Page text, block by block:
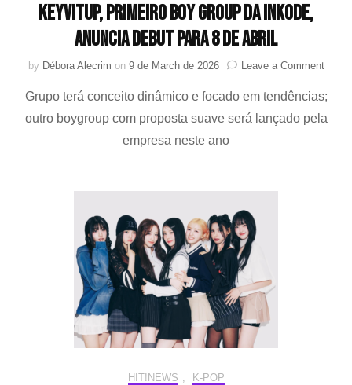
KEYVITUP, primeiro boy group da iNKODE,
anuncia debut para 8 de abril
by Débora Alecrim on 9 de March de 2026 Leave a Commenton
Grupo terá conceito dinâmico e focado em tendências;
outro boygroup com proposta suave será lançado pela
empresa neste ano
HIT!NEWS K-POP